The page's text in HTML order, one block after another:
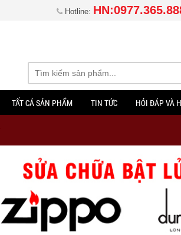
Hotline:
TẤT CẢ SẢN PHẨM TIN TỨC HỎI ĐÁP VÀ